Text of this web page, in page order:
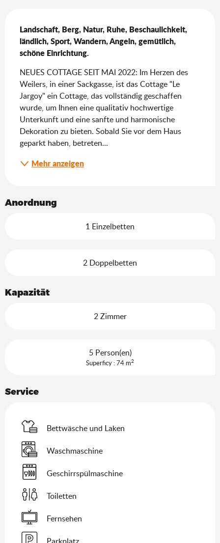
Landschaft, Berg, Natur, Ruhe, Beschaulichkeit,
ländlich, Sport, Wandern, Angeln, gemütlich,
schöne Einrichtung.
NEUES COTTAGE SEIT MAI 2022: Im Herzen des
Weilers, in einer Sackgasse, ist das Cottage "Le
Jargoy" ein Cottage, das vollständig geschaffen
wurde, um Ihnen eine qualitativ hochwertige
Unterkunft und eine sanfte und harmonische
Dekoration zu bieten. Sobald Sie vor dem Haus
geparkt haben, betreten...
Mehr anzeigen
Anordnung
1 Einzelbetten
2 Doppelbetten
Kapazität
2 Zimmer
5 Person(en)
Superficy : 74 m2
Service
Bettwäsche und Laken
Waschmaschine
Geschirrspülmaschine
Toiletten
Fernsehen
Parkplatz